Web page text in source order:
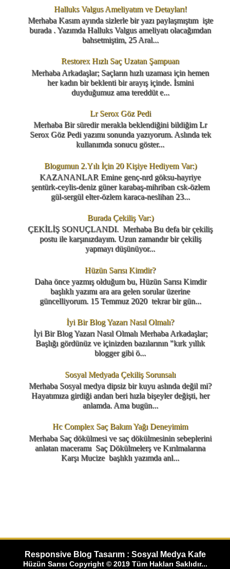
Halluks Valgus Ameliyatım ve Detayları!
Merhaba Kasım ayında sizlerle bir yazı paylaşmıştım işte
burada . Yazımda Halluks Valgus ameliyatı olacağımdan
bahsetmiştim, 25 Aral...
Restorex Hızlı Saç Uzatan Şampuan
Merhaba Arkadaşlar; Saçların hızlı uzaması için hemen
her kadın bir beklenti bir arayış içinde. İsmini
duyduğumuz ama tereddüt e...
Lr Serox Göz Pedi
Merhaba Bir süredir merakla beklendiğini bildiğim Lr
Serox Göz Pedi yazımı sonunda yazıyorum. Aslında tek
kullanımda sonucu göster...
Blogumun 2.Yılı İçin 20 Kişiye Hediyem Var:)
KAZANANLAR Emine genç-nrd göksu-hayriye
şentürk-ceylis-deniz güner karabaş-mihriban csk-özlem
gül-sergül elter-özlem karaca-neslihan 23...
Burada Çekiliş Var:)
ÇEKİLİŞ SONUÇLANDI. Merhaba Bu defa bir çekiliş
postu ile karşınızdayım. Uzun zamandır bir çekiliş
yapmayı düşünüyor...
Hüzün Sarısı Kimdir?
Daha önce yazmış olduğum bu, Hüzün Sarısı Kimdir
başlıklı yazımı ara ara gelen sorular üzerine
güncelliyorum. 15 Temmuz 2020 tekrar bir gün...
İyi Bir Blog Yazarı Nasıl Olmalı?
İyi Bir Blog Yazarı Nasıl Olmalı Merhaba Arkadaşlar;
Başlığı gördünüz ve içinizden bazılarının "kırk yıllık
blogger gibi ö...
Sosyal Medyada Çekiliş Sorunsalı
Merhaba Sosyal medya dipsiz bir kuyu aslında değil mi?
Hayatımıza girdiği andan beri hızla bişeyler değişti, her
anlamda. Ama bugün...
Hc Complex Saç Bakım Yağı Deneyimim
Merhaba Saç dökülmesi ve saç dökülmesinin sebeplerini
anlatan maceramı Saç Dökülmelerş ve Kırılmalarına
Karşı Mucize başlıklı yazımda anl...
Responsive Blog Tasarım : Sosyal Medya Kafe
Hüzün Sarısı Copyright © 2019 Tüm Hakları Saklıdır...